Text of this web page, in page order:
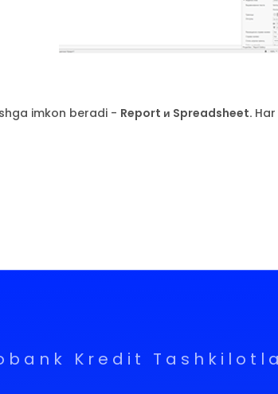
imkon beradi - Report и Spreadsheet.
Kredit